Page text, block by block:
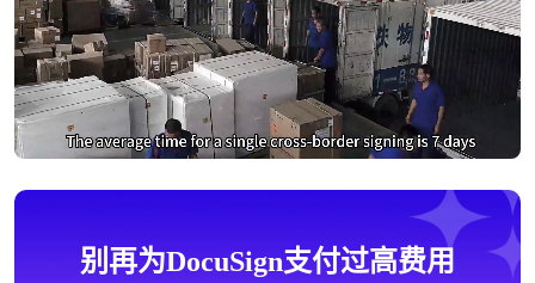
别再为DocuSign支付过高费用